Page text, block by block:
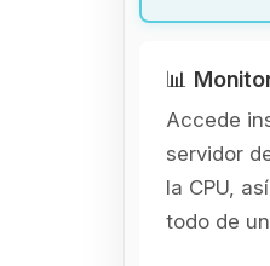
📊
Accede
servidor
la CPU,
todo de